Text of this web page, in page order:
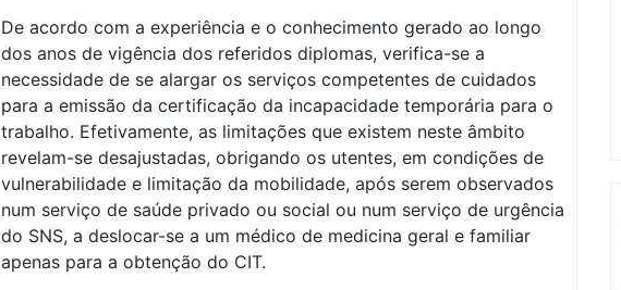
De acordo com a experiência e o conhecimento gerado ao longo
dos anos de vigência dos referidos diplomas, verifica-se a
necessidade de se alargar os serviços competentes de cuidados
para a emissão da certificação da incapacidade temporária para o
trabalho. Efetivamente, as limitações que existem neste âmbito
revelam-se desajustadas, obrigando os utentes, em condições de
vulnerabilidade e limitação da mobilidade, após serem observados
num serviço de saúde privado ou social ou num serviço de urgência
do SNS, a deslocar-se a um médico de medicina geral e familiar
apenas para a obtenção do CIT.